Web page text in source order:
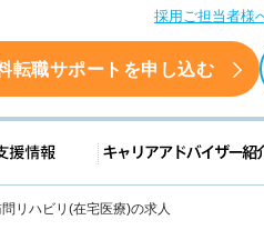
採用ご担当者様
転職サポートを申し込む
転職支援情報
リハビリ(在宅医療)の求人